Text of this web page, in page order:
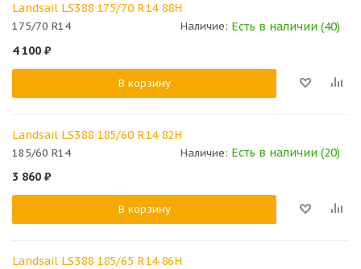
Landsail LS388 175/70 R14 88H
175/70 R14 Наличие: Есть в наличии (40)
4 100 ₽
В корзину
Landsail LS388 185/60 R14 82H
185/60 R14 Наличие: Есть в наличии (20)
3 860 ₽
В корзину
Landsail LS388 185/65 R14 86H